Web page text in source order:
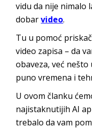
vidu da nije nimalo
dobarvideo.
Tu u pomoć
video zapisa – da
obaveza, već
puno vremena i
U ovom članku
najistaknutijih AI
trebalo da vam